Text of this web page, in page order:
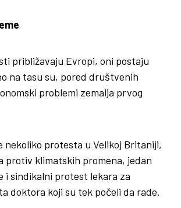
približavaju Evropi, oni postaju
na tasu su, pored društvenih
problemi zemalja prvog
nekoliko protesta u Velikoj Britaniji,
protiv klimatskih promena, jedan
i sindikalni protest lekara za
doktora koji su tek počeli da rade.